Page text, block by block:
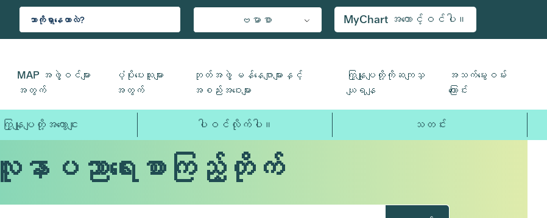
ဗမာစာ MyChart အကောင့်ဝင်ပါ။
MAP အဖွဲ့ဝင်များ
အတွက်
ပံ့ပိုးပေးသူများ
အတွက်
ဘုတ်အဖွဲ့ မန်နေဂျာများနှင့်
အစည်းအဝေးများ
ကြှနျုပျတို့ကိုဆကျသှ
ယျရနျ
အသက်မွေးဝမ်း
ကြောင်း
ကြှနျုပျတို့အကွောငျး ပါဝင်လိုက်ပါ။ သတင်း
လူနာပညာရေးစာကြည့်တိုက်